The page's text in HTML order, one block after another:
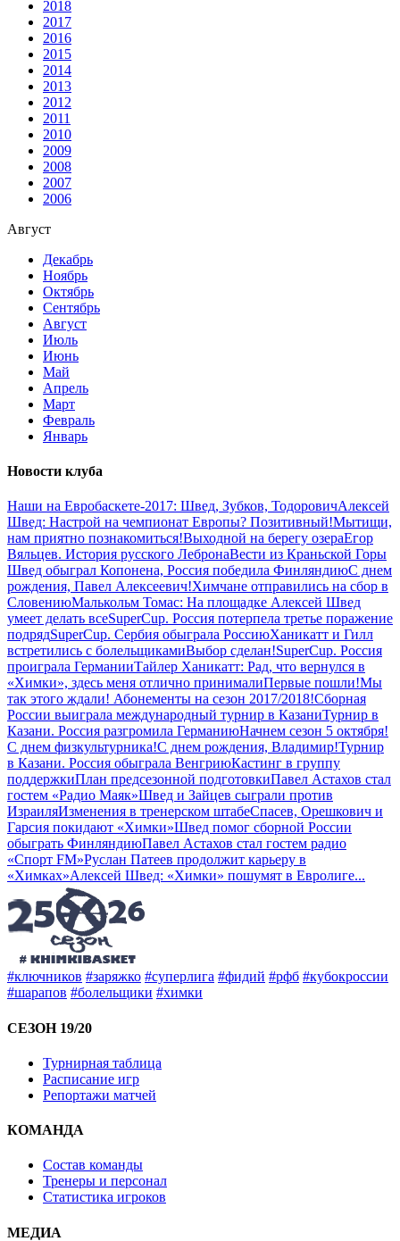
2018
2017
2016
2015
2014
2013
2012
2011
2010
2009
2008
2007
2006
Август
Декабрь
Ноябрь
Октябрь
Сентябрь
Август
Июль
Июнь
Май
Апрель
Март
Февраль
Январь
Новости клуба
Наши на Евробаскете-2017: Швед, Зубков, ТодоровичАлексей
Швед: Настрой на чемпионат Европы? Позитивный!Мытищи,
нам приятно познакомиться!Выходной на берегу озераЕгор
Вяльцев. История русского ЛебронаВести из Краньской Горы
Швед обыграл Копонена, Россия победила ФинляндиюС днем
рождения, Павел Алексеевич!Химчане отправились на сбор в
СловениюМалькольм Томас: На площадке Алексей Швед
умеет делать всеSuperCup. Россия потерпела третье поражение
подрядSuperCup. Сербия обыграла РоссиюХаникатт и Гилл
встретились с болельщикамиВыбор сделан!SuperCup. Россия
проиграла ГерманииТайлер Ханикатт: Рад, что вернулся в
«Химки», здесь меня отлично принималиПервые пошли!Мы
так этого ждали! Абонементы на сезон 2017/2018!Сборная
России выиграла международный турнир в КазаниТурнир в
Казани. Россия разгромила ГерманиюНачнем сезон 5 октября!
С днем физкультурника!С днем рождения, Владимир!Турнир
в Казани. Россия обыграла ВенгриюКастинг в группу
поддержкиПлан предсезонной подготовкиПавел Астахов стал
гостем «Радио Маяк»Швед и Зайцев сыграли против
ИзраиляИзменения в тренерском штабеСпасев, Орешкович и
Гарсия покидают «Химки»Швед помог сборной России
обыграть ФинляндиюПавел Астахов стал гостем радио
«Спорт FM»Руслан Патеев продолжит карьеру в
«Химках»Алексей Швед: «Химки» пошумят в Евролиге...
#ключников #заряжко #суперлига #фидий #рфб #кубокроссии
#шарапов #болельщики #химки
СЕЗОН 19/20
Турнирная таблица
Расписание игр
Репортажи матчей
КОМАНДА
Состав команды
Тренеры и персонал
Статистика игроков
МЕДИА